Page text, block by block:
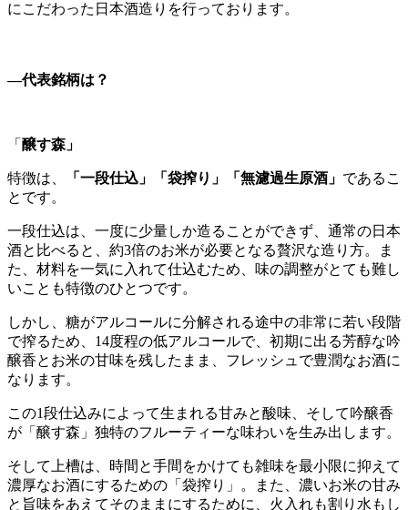
にこだわった日本酒造りを行っております。
―代表銘柄は？
「 醸す森 」
特徴は、 「一段仕込」「袋搾り」「無濾過生原酒」 であるこ
とです。
一段仕込は、一度に少量しか造ることができず、通常の日本
酒と比べると、約3倍のお米が必要となる贅沢な造り方。ま
た、材料を一気に入れて仕込むため、味の調整がとても難し
いことも特徴のひとつです。
しかし、糖がアルコールに分解される途中の非常に若い段階
で搾るため、14度程の低アルコールで、初期に出る芳醇な吟
醸香とお米の甘味を残したまま、フレッシュで豊潤なお酒に
なります。
この1段仕込みによって生まれる甘みと酸味、そして吟醸香
が「醸す森」独特のフルーティーな味わいを生み出します。
そして上槽は、時間と手間をかけても雑味を最小限に抑えて
濃厚なお酒にするための「袋搾り」。また、濃いお米の甘み
と旨味をあえてそのままにするために、火入れも割り水もし